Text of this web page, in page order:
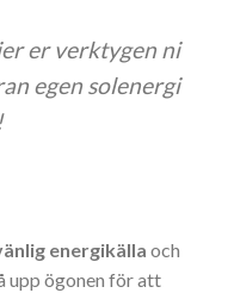
er verktygen ni
egen solenergi
energikälla och
upp ögonen för att